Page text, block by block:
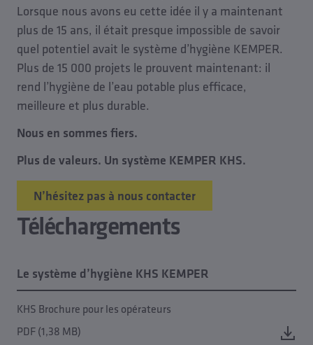
Lorsque nous avons eu cette idée il y a maintenant
plus de 15 ans, il était presque impossible de savoir
quel potentiel avait le système d’hygiène KEMPER.
Plus de 15 000 projets le prouvent maintenant: il
rend l’hygiène de l’eau potable plus efficace,
meilleure et plus durable.
Nous en sommes fiers.
Plus de valeurs. Un système KEMPER KHS.
N’hésitez pas à nous contacter
Téléchargements
Le système d’hygiène KHS KEMPER
KHS Brochure pour les opérateurs
PDF (1,38 MB)